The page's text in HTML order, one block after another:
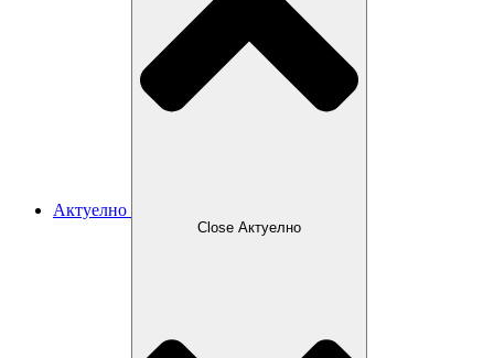
Актуелно
Close Актуелно